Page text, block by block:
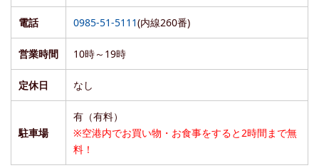
電話 0985-51-5111(内線260番)
営業時間 10時～19時
定休日 なし
駐車場
有（有料）
※空港内でお買い物・お食事をすると2時間まで無
料！